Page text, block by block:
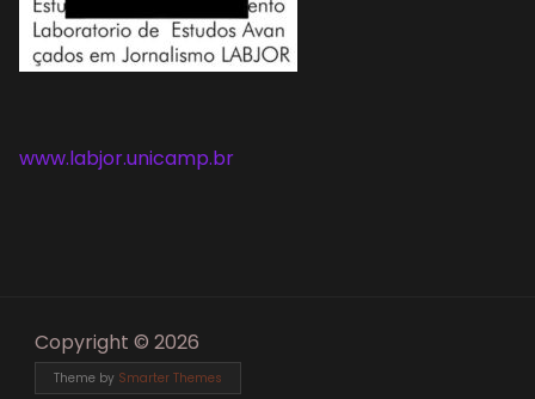
www.labjor.unicamp.br
Copyright © 2026
Theme by Smarter Themes